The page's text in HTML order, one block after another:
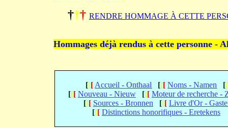
††† RENDRE HOMMAGE À CETTE
Hommages déjà rendus à cette personne -
[[[ Accueil - Onthaal [[[ Noms - Namen [[
[[[ Nouveau - Nieuw [[[ Moteur de recherche -
[[[ Sources - Bronnen [[[ Livre d'Or -
[[[ Distinctions honorifiques - Eretekens